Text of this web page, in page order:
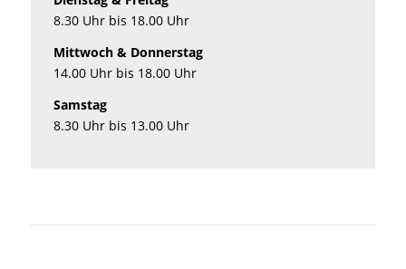
8.30 Uhr bis 18.00 Uhr
Mittwoch & Donnerstag
14.00 Uhr bis 18.00 Uhr
Samstag
8.30 Uhr bis 13.00 Uhr